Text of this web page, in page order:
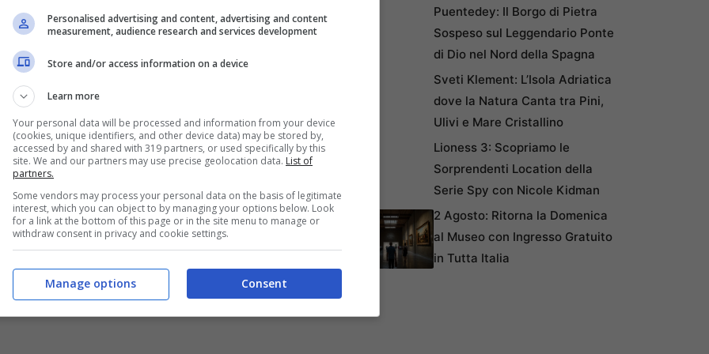
nostro Paese che accettano cani, anche di
europea, specie inglese, che mette
a mangiare il nostro dolce quadrupede
resort offrono infatt’pacchetti benessere’
amico potrà nuotare in una piscina
delleacque termali, indicate per
Nel cuore della Val d’Orcia, alle Terme
Fido: oltre alle vasche, a disposizione
giocare nei grandi prati che circondano
per passare unweekend
di relax con il
Puentedey: Il Borgo di Pietra
Sospeso sul Leggendario Ponte
di Dio nel Nord della Spagna
Sveti Klement: L’Isola Adriatica
dove la Natura Canta tra Pini,
Ulivi e Mare Cristallino
Lioness 3: Scopriamo le
Sorprendenti Location della
Serie Spy con Nicole Kidman
2 Agosto: Ritorna la Domenica
al Museo con Ingresso Gratuito
in Tutta Italia
Personalised advertising and content, advertising and content
measurement, audience research and services development
Store and/or access information on a device
Learn more
Your personal data will be processed and information from your device
(cookies, unique identifiers, and other device data) may be stored by,
accessed by and shared with 319 partners, or used specifically by this
site. We and our partners may use precise geolocation data. List of
partners.
Some vendors may process your personal data on the basis of legitimate
interest, which you can object to by managing your options below. Look
for a link at the bottom of this page or in the site menu to manage or
withdraw consent in privacy and cookie settings.
Consent
Manage options